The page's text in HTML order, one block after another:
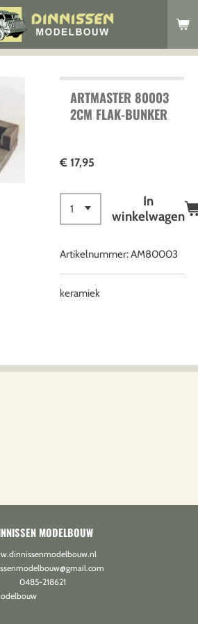
ARTMASTER 80003
2CM FLAK-BUNKER
€ 17,95
In
winkelwagen
Artikelnummer:AM80003
keramiek
MODELBOUW
0485-218621